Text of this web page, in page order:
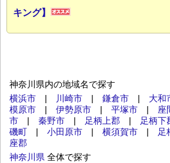
キング】
神奈川県内の地域名で探す
横浜市 | 川崎市 | 鎌倉市 | 大和
模原市 | 伊勢原市 | 平塚市 | 座
市 | 秦野市 | 足柄上郡 | 足柄下
磯町 | 小田原市 | 横須賀市 | 足
座郡
神奈川県 全体で探す